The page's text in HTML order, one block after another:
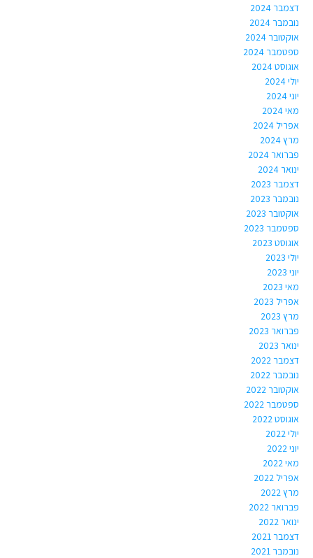
דצמבר 2024
נובמבר 2024
אוקטובר 2024
ספטמבר 2024
אוגוסט 2024
יולי 2024
יוני 2024
מאי 2024
אפריל 2024
מרץ 2024
פברואר 2024
ינואר 2024
דצמבר 2023
נובמבר 2023
אוקטובר 2023
ספטמבר 2023
אוגוסט 2023
יולי 2023
יוני 2023
מאי 2023
אפריל 2023
מרץ 2023
פברואר 2023
ינואר 2023
דצמבר 2022
נובמבר 2022
אוקטובר 2022
ספטמבר 2022
אוגוסט 2022
יולי 2022
יוני 2022
מאי 2022
אפריל 2022
מרץ 2022
פברואר 2022
ינואר 2022
דצמבר 2021
נובמבר 2021